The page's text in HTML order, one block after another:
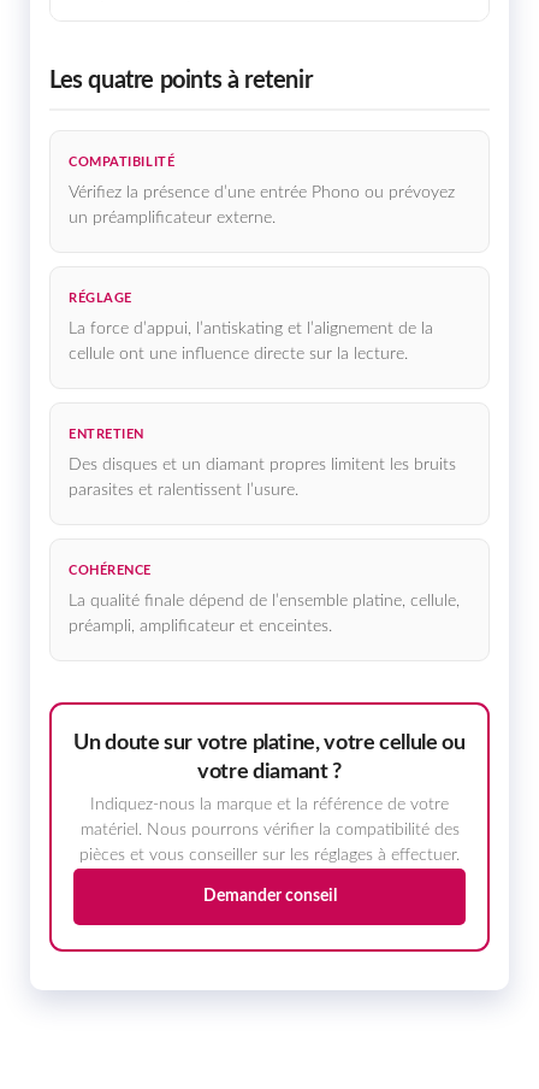
Les quatre points à retenir
COMPATIBILITÉ
Vérifiez la présence d’une entrée Phono ou prévoyez
un préamplificateur externe.
RÉGLAGE
La force d’appui, l’antiskating et l’alignement de la
cellule ont une influence directe sur la lecture.
ENTRETIEN
Des disques et un diamant propres limitent les bruits
parasites et ralentissent l’usure.
COHÉRENCE
La qualité finale dépend de l’ensemble platine, cellule,
préampli, amplificateur et enceintes.
Un doute sur votre platine, votre cellule ou
votre diamant ?
Indiquez-nous la marque et la référence de votre
matériel. Nous pourrons vérifier la compatibilité des
pièces et vous conseiller sur les réglages à effectuer.
Demander conseil